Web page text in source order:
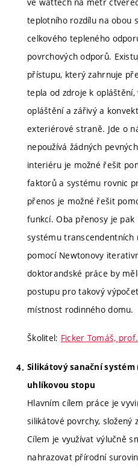
teplotního rozdílu na obou
celkového tepleného
povrchových odporů.
přístupu, který zahrnuje
tepla od zdroje k
opláštění a zářivý a
exteriérové straně. Jde o
nepoužívá žádných
interiéru je možné řešit
faktorů a systému rovnic
přenos je možné řešit
funkcí. Oba přenosy je
systému
pomocí Newtonovy
doktorandské práce by
postupu pro takový
místnost rodinného domu.
Školitel: Ficker Tomáš,
Silikátový sanační
uhlíkovou stopu
Hlavním cílem práce je
silikátové povrchy, složený
Cílem je využívat výlučně
nahrazovat přírodní